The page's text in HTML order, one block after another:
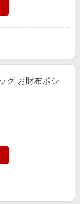
グ お財布ポシ